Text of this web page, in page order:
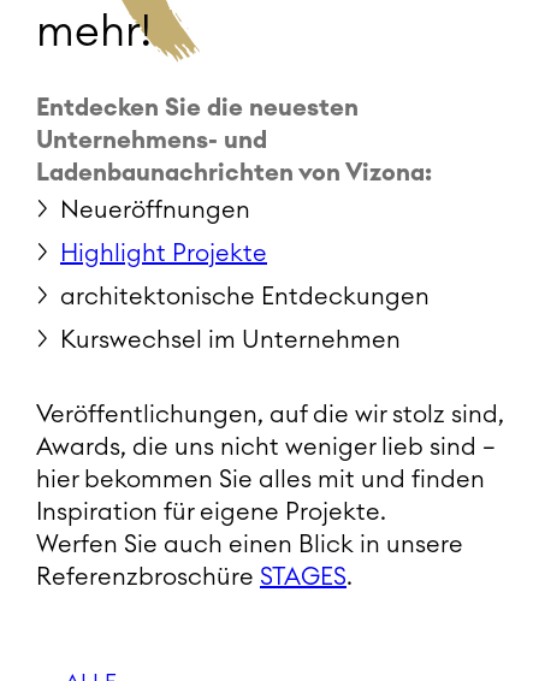
mehr!
Entdecken Sie die neuesten
Unternehmens- und
Ladenbaunachrichten von Vizona:
Neueröffnungen
Highlight Projekte
architektonische Entdeckungen
Kurswechsel im Unternehmen
Veröffentlichungen, auf die wir stolz sind,
Awards, die uns nicht weniger lieb sind –
hier bekommen Sie alles mit und finden
Inspiration für eigene Projekte.
Werfen Sie auch einen Blick in unsere
Referenzbroschüre STAGES.